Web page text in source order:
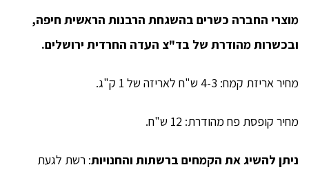
מוצרי החברה כשרים בהשגחת הרבנות הראשית חיפה,
ובכשרות מהודרת של בד"צ העדה החרדית ירושלים.
מחיר אריזת קמח: 4-3 ש"ח לאריזה של 1 ק"ג.
מחיר קופסת פח מהודרת: 12 ש"ח.
ניתן להשיג את הקמחים ברשתות והחנויות: רשת לגעת